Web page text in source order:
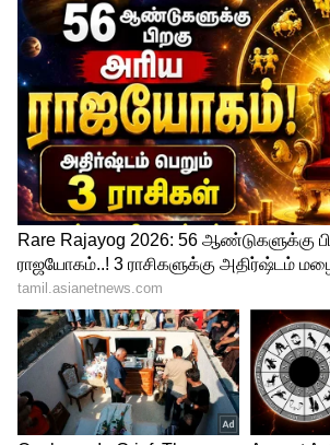
Image Credit :Getty
பீர்சிங் மெத்தட் (The Piercing
பின்னைத் துணியில் ஒரே
குத்தக் கூடாது. துணியை
ஜாக்' (Zig-zag) முறையில்
ஏற்றி இறக்கி குத்த
செய்வதால் துணியின் எடை
பிரிக்கப்பட்டு, பின் ஒரே